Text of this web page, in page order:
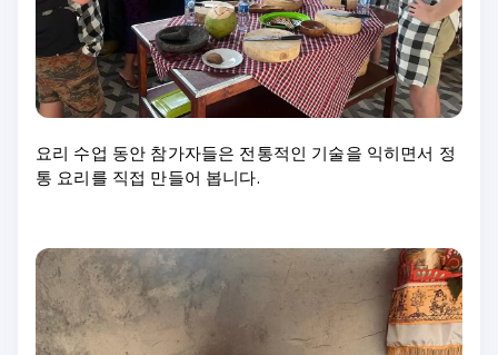
요리 수업 동안 참가자들은 전통적인 기술을 익히면서 정
통 요리를 직접 만들어 봅니다.